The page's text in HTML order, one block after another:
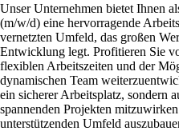
Unser Unternehmen bietet Ihnen
(m/w/d) eine hervorragende
vernetzten Umfeld, das großen
Entwicklung legt. Profitieren Sie
flexiblen Arbeitszeiten und der
dynamischen Team
ein sicherer Arbeitsplatz, sondern
spannenden Projekten
unterstützenden Umfeld